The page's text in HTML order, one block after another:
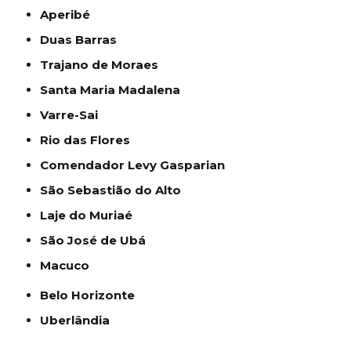
Aperibé
Duas Barras
Trajano de Moraes
Santa Maria Madalena
Varre-Sai
Rio das Flores
Comendador Levy Gasparian
São Sebastião do Alto
Laje do Muriaé
São José de Ubá
Macuco
Belo Horizonte
Uberlândia